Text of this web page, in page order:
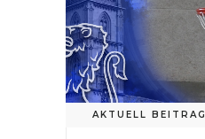
AKTUELL BEITRAG